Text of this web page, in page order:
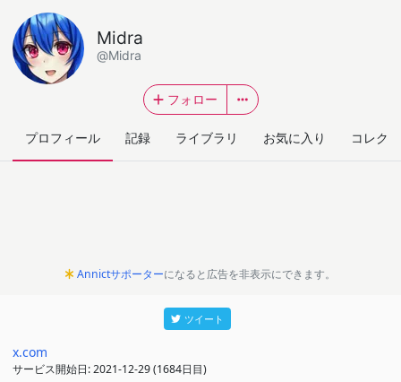
Midra
@Midra
フォロー
プロフィール 記録 ライブラリ お気に入り コレク
Annictサポーターになると広告を非表示にできます。
ツイート
x.com
サービス開始日: 2021-12-29 (1684日目)